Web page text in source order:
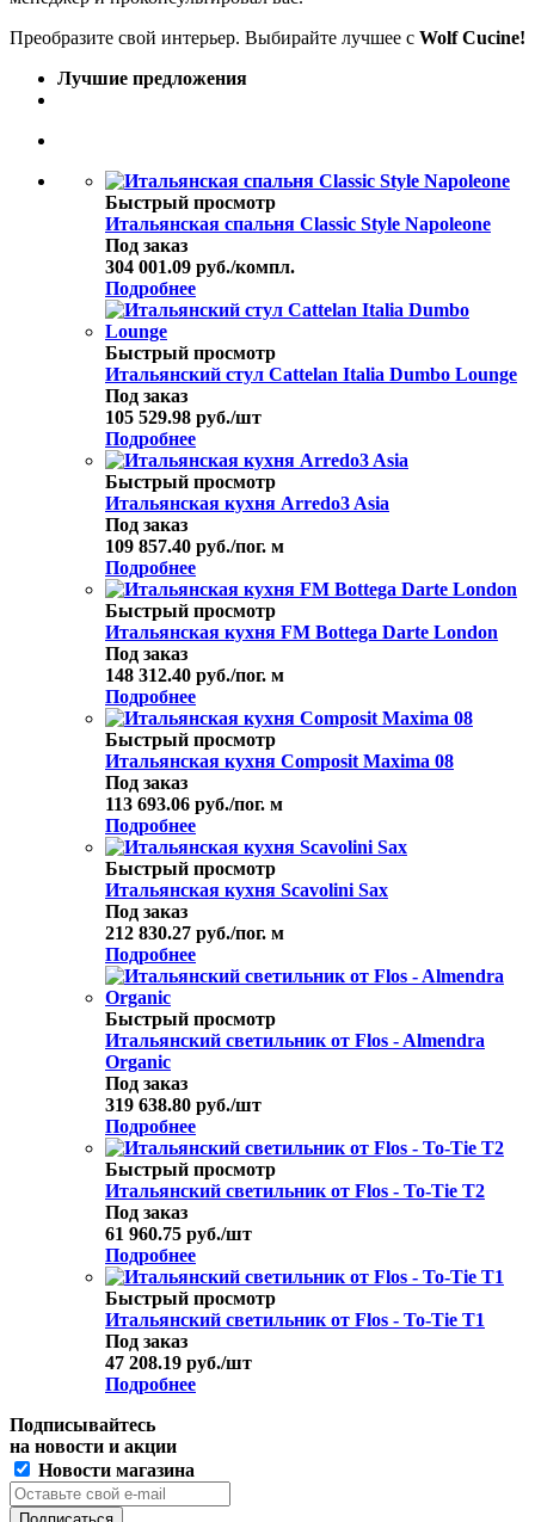
Преобразите свой интерьер. Выбирайте лучшее с Wolf Cucine!
Лучшие предложения
Быстрый просмотр
Итальянская спальня Classic Style Napoleone
Под заказ
304 001.09 руб./компл.
Подробнее
Быстрый просмотр
Итальянский стул Cattelan Italia Dumbo Lounge
Под заказ
105 529.98 руб./шт
Подробнее
Быстрый просмотр
Итальянская кухня Arredo3 Asia
Под заказ
109 857.40 руб./пог. м
Подробнее
Быстрый просмотр
Итальянская кухня FM Bottega Darte London
Под заказ
148 312.40 руб./пог. м
Подробнее
Быстрый просмотр
Итальянская кухня Composit Maxima 08
Под заказ
113 693.06 руб./пог. м
Подробнее
Быстрый просмотр
Итальянская кухня Scavolini Sax
Под заказ
212 830.27 руб./пог. м
Подробнее
Быстрый просмотр
Итальянский светильник от Flos - Almendra
Organic
Под заказ
319 638.80 руб./шт
Подробнее
Быстрый просмотр
Итальянский светильник от Flos - To-Tie T2
Под заказ
61 960.75 руб./шт
Подробнее
Быстрый просмотр
Итальянский светильник от Flos - To-Tie T1
Под заказ
47 208.19 руб./шт
Подробнее
Подписывайтесь
на новости и акции
Новости магазина